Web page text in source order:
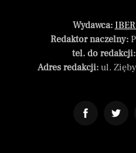
Wydawca:
Redaktor naczelny:
tel. do redakcji:
Adres redakcji:ul. Zięby